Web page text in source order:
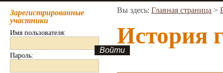
Зарегистрированные
участники
Имя пользователя:
Пароль:
Вы здесь: Главная страница >
История